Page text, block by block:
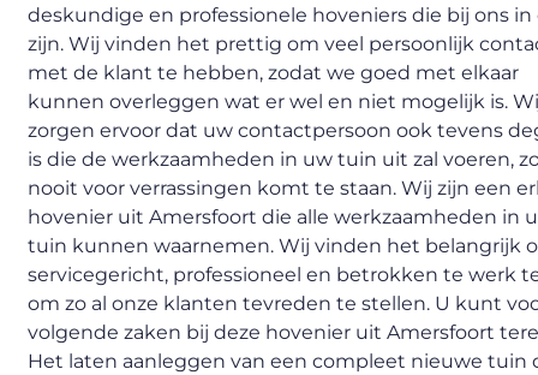
deskundige en professionele hoveniers die bij ons
zijn. Wij vinden het prettig om veel persoonlijk
met de klant te hebben, zodat we goed met elkaar
kunnen overleggen wat er wel en niet mogelijk is.
zorgen ervoor dat uw contactpersoon ook tevens
is die de werkzaamheden in uw tuin uit zal voeren,
nooit voor verrassingen komt te staan. Wij zijn een
hovenier uit Amersfoort die alle werkzaamheden in
tuin kunnen waarnemen. Wij vinden het belangrijk
servicegericht, professioneel en betrokken te werk
om zo al onze klanten tevreden te stellen. U kunt
volgende zaken bij deze hovenier uit Amersfoort
Het laten aanleggen van een compleet nieuwe tuin